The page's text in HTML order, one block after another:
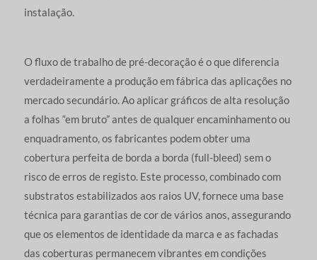
instalação.
O fluxo de trabalho de pré-decoração é o que diferencia
verdadeiramente a produção em fábrica das aplicações no
mercado secundário. Ao aplicar gráficos de alta resolução
a folhas “em bruto” antes de qualquer encaminhamento ou
enquadramento, os fabricantes podem obter uma
cobertura perfeita de borda a borda (full-bleed) sem o
risco de erros de registo. Este processo, combinado com
substratos estabilizados aos raios UV, fornece uma base
técnica para garantias de cor de vários anos, assegurando
que os elementos de identidade da marca e as fachadas
das coberturas permanecem vibrantes em condições